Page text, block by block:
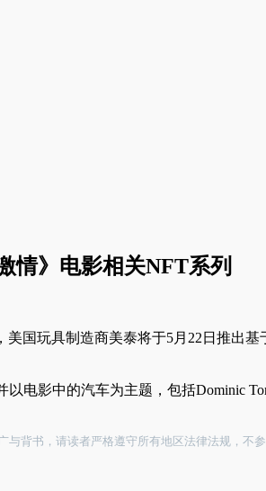
情》电影相关NFT系列
国玩具制造商美泰将于5月22日推出
电影中的汽车为主题，包括Dominic
背书，请读者严格遵守所有地区法律法规，